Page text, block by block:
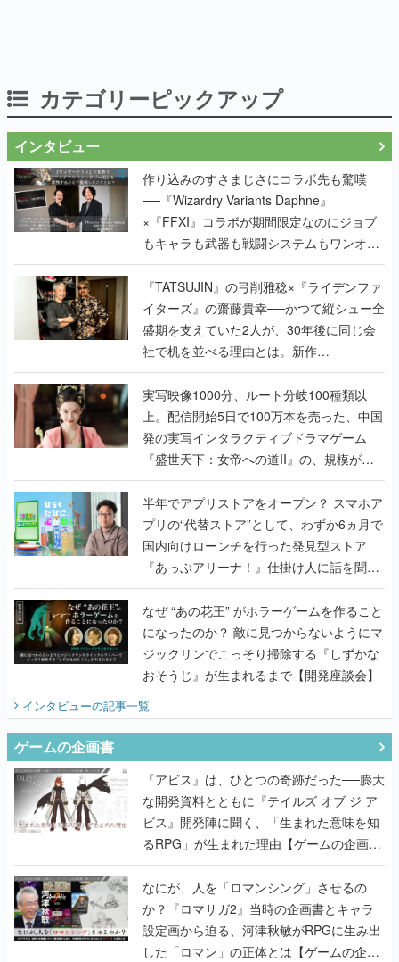
作り込みのすさまじさにコラボ先も驚嘆
──『Wizardry Variants Daphne』
もキャラも武器も戦闘システムもワンオフ
で作り込まれた理由を両ディレクターに聞
く
『TATSUJIN』の弓削雅稔×『ライデンファ
イターズ』の齋藤貴幸──かつて縦シュー全
盛期を支えていた2人が、30年後に同じ会
社で机を並べる理由とは。新作
『TATSUJIN EXTREME』で初タッグを組
んだレジェンド2人に訊く開発秘話
実写映像1000分、ルート分岐100種類以
上。配信開始5日で100万本を売った、中国
発の実写インタラクティブドラマゲーム
『盛世天下：女帝への道II』の、規模が違
うこだわりをプロデューサーに聞いた
半年でアプリストアをオープン？ スマホア
プリの“代替ストア”として、わずか6ヵ月で
国内向けローンチを行った発見型ストア
『あっぷアリーナ！』仕掛け人に話を聞い
てみた
なぜ “あの花王” がホラーゲームを作ること
になったのか？ 敵に見つからないようにマ
ジックリンでこっそり掃除する『しずかな
おそうじ』が生まれるまで【開発座談会】
インタビューの記事一覧
『アビス』は、ひとつの奇跡だった──膨大
な開発資料とともに『テイルズ オブ ジ ア
るRPG」が生まれた理由【ゲームの企画
書】
なにが、人を「ロマンシング」させるの
か？『ロマサガ2』当時の企画書とキャラ
設定画から迫る、河津秋敏がRPGに生み出
した「ロマン」の正体とは【ゲームの企画
書】
『ガンパレ』の企画書、ついに公開━初代
PSの伝説的タイトルは、なぜ生まれたの